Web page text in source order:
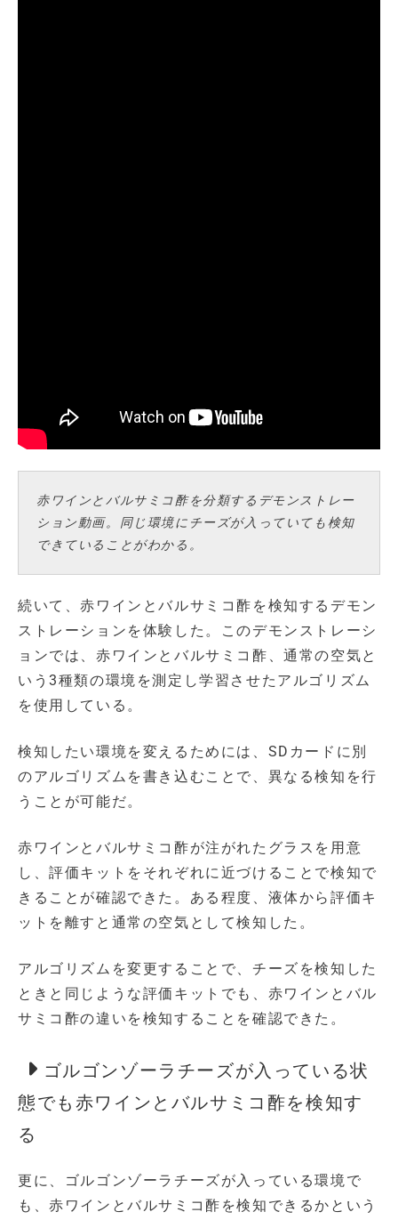
赤ワインとバルサミコ酢を分類するデモンストレー
ション動画。同じ環境にチーズが入っていても検知
できていることがわかる。
続いて、赤ワインとバルサミコ酢を検知するデモン
ストレーションを体験した。このデモンストレーシ
ョンでは、赤ワインとバルサミコ酢、通常の空気と
いう3種類の環境を測定し学習させたアルゴリズム
を使用している。
検知したい環境を変えるためには、SDカードに別
のアルゴリズムを書き込むことで、異なる検知を行
うことが可能だ。
赤ワインとバルサミコ酢が注がれたグラスを用意
し、評価キットをそれぞれに近づけることで検知で
きることが確認できた。ある程度、液体から評価キ
ットを離すと通常の空気として検知した。
アルゴリズムを変更することで、チーズを検知した
ときと同じような評価キットでも、赤ワインとバル
サミコ酢の違いを検知することを確認できた。
ゴルゴンゾーラチーズが入っている状
態でも赤ワインとバルサミコ酢を検知す
る
更に、ゴルゴンゾーラチーズが入っている環境で
も、赤ワインとバルサミコ酢を検知できるかという